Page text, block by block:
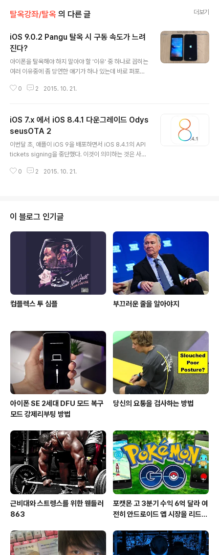
탈옥강좌/탈옥 의 다른 글 더보기
iOS 9.0.2 Pangu 탈옥 시 구동 속도가 느려
진다?
아이폰을 탈옥해야 하지 말아야 할 '이유' 중 하나로 꼽히는
여러 이유중에 좀 당연한 얘기가 하나 있는데 바로 퍼포먼
전문으로 다루는 해외 매체 중 Cult Of Mac에서 유투브
서 탈옥한 iOS 9.0.2 16GB 아이폰5의 탈옥 전후를 비교
했다. 탈옥되지 않은 아이폰5의 부팅 속도는 38.9초였고
탈옥된 아이폰5의 부팅 속도는 51.2초였다. 앱 실행, 멀티
태스킹, Siri 구동 또한 탈옥되지 않은 기기가 약간 미세하
게 더 빨랐다. 'Aㅏ.. 그래.. 그렇다 카더라.. 외쿡 매체에서
이런 말씀을 하셨다니..' 가 ..
0 2 2015. 10. 21.
iOS 7.x 에서 iOS 8.4.1 다운그레이드 Odys
seusOTA 2
이번달 초, 애플이 iOS 9을 배포하면서 iOS 8.4.1의 API
tickets signing을 중단했다. 이것이 의미하는 것은 사용
(TinyUmbrella 등으로 SHSH Blobs를 백업했다 할 지
제 iOS 8.4.1로 다운그레이드 할 수 있게 됐다. 커맨드 라
인 툴(command line tool)을 통해서 iOS 8.x 로 부터 i
OS 6.1.3으로의 다운그레이드를 지원했던 OdysseusO
TA가 이 툴에 관한 새로운 버전을 배포했다. Odysseus
OTA2로, 아이..
0 2 2015. 10. 21.
이 블로그 인기글
컴플렉스 투 심플 부끄러운 줄을 알아야지
아이폰 SE 2세대 DFU 모드 복구
모드 강제리부팅 방법
당신의 요통을 검사하는 방법
근비대와 스트렝스를 위한 웬들러
863
포캣몬 고 3분기 수익 6억 달라 여
전히 안드로이드 앱 시장을 리드